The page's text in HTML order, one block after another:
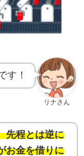
リナさん
す！
先程とは逆に
お金を借りに